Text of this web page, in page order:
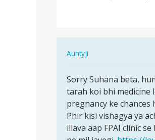
Auntyji
to
Mam
sorry
to
say...
hamari…
Sorry
Suhana
beta,
hum
kisi…
Sorry Suhana beta,
tarah koi bhi medicine
pregnancy ke
Phir kisi vishagya ya
illava aap FPAI clinic